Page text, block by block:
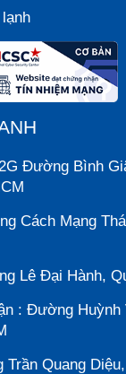
Đường Bình
Cách Mạng
Lê Đại Hành,
: Đường Huỳnh
Quang